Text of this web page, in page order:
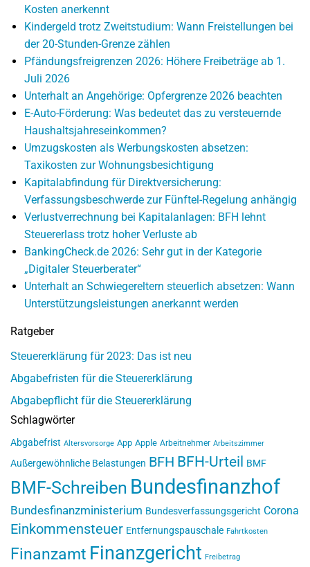
Kosten anerkennt
Kindergeld trotz Zweitstudium: Wann Freistellungen bei
der 20-Stunden-Grenze zählen
Pfändungsfreigrenzen 2026: Höhere Freibeträge ab 1.
Juli 2026
Unterhalt an Angehörige: Opfergrenze 2026 beachten
E-Auto-Förderung: Was bedeutet das zu versteuernde
Haushaltsjahreseinkommen?
Umzugskosten als Werbungskosten absetzen:
Taxikosten zur Wohnungsbesichtigung
Kapitalabfindung für Direktversicherung:
Verfassungsbeschwerde zur Fünftel-Regelung anhängig
Verlustverrechnung bei Kapitalanlagen: BFH lehnt
Steuererlass trotz hoher Verluste ab
BankingCheck.de 2026: Sehr gut in der Kategorie
„Digitaler Steuerberater“
Unterhalt an Schwiegereltern steuerlich absetzen: Wann
Unterstützungsleistungen anerkannt werden
Ratgeber
Steuererklärung für 2023: Das ist neu
Abgabefristen für die Steuererklärung
Abgabepflicht für die Steuererklärung
Schlagwörter
Abgabefrist Altersvorsorge App Apple Arbeitnehmer Arbeitszimmer
Außergewöhnliche Belastungen BFH BFH-Urteil BMF
BMF-Schreiben Bundesfinanzhof
Bundesfinanzministerium Bundesverfassungsgericht Corona
Einkommensteuer Entfernungspauschale Fahrtkosten
Finanzamt Finanzgericht Freibetrag